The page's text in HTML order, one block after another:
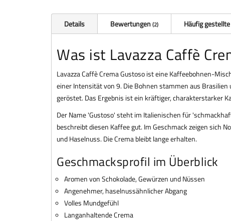
Details Bewertungen 2 Häufig
Was ist Lavazza Caffè
Lavazza Caffè Crema Gustoso ist eine Kaffeebohnen-
einer Intensität von 9. Die Bohnen stammen aus Brasilien
geröstet. Das Ergebnis ist ein kräftiger, charakterstarker
Der Name 'Gustoso' steht im Italienischen für
beschreibt diesen Kaffee gut. Im Geschmack zeigen sich
und Haselnuss. Die Crema bleibt lange erhalten.
Geschmacksprofil im Überblick
Aromen von Schokolade, Gewürzen und Nüssen
Angenehmer, haselnussähnlicher Abgang
Volles Mundgefühl
Langanhaltende Crema